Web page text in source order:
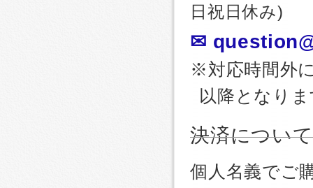
日祝日休み)
✉
※対応時間外
以降となり
決済について
個人名義でご